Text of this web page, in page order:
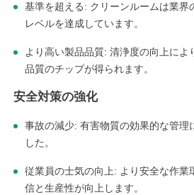
基準を超える: クリーンルームは業界
レベルを達成しています。
より高い製品品質: 清浄度の向上によ
品質のチップが得られます。
安全対策の強化
事故の減少: 有害物質の効果的な管理
した。
従業員の士気の向上: より安全な作業
信と生産性が向上します。